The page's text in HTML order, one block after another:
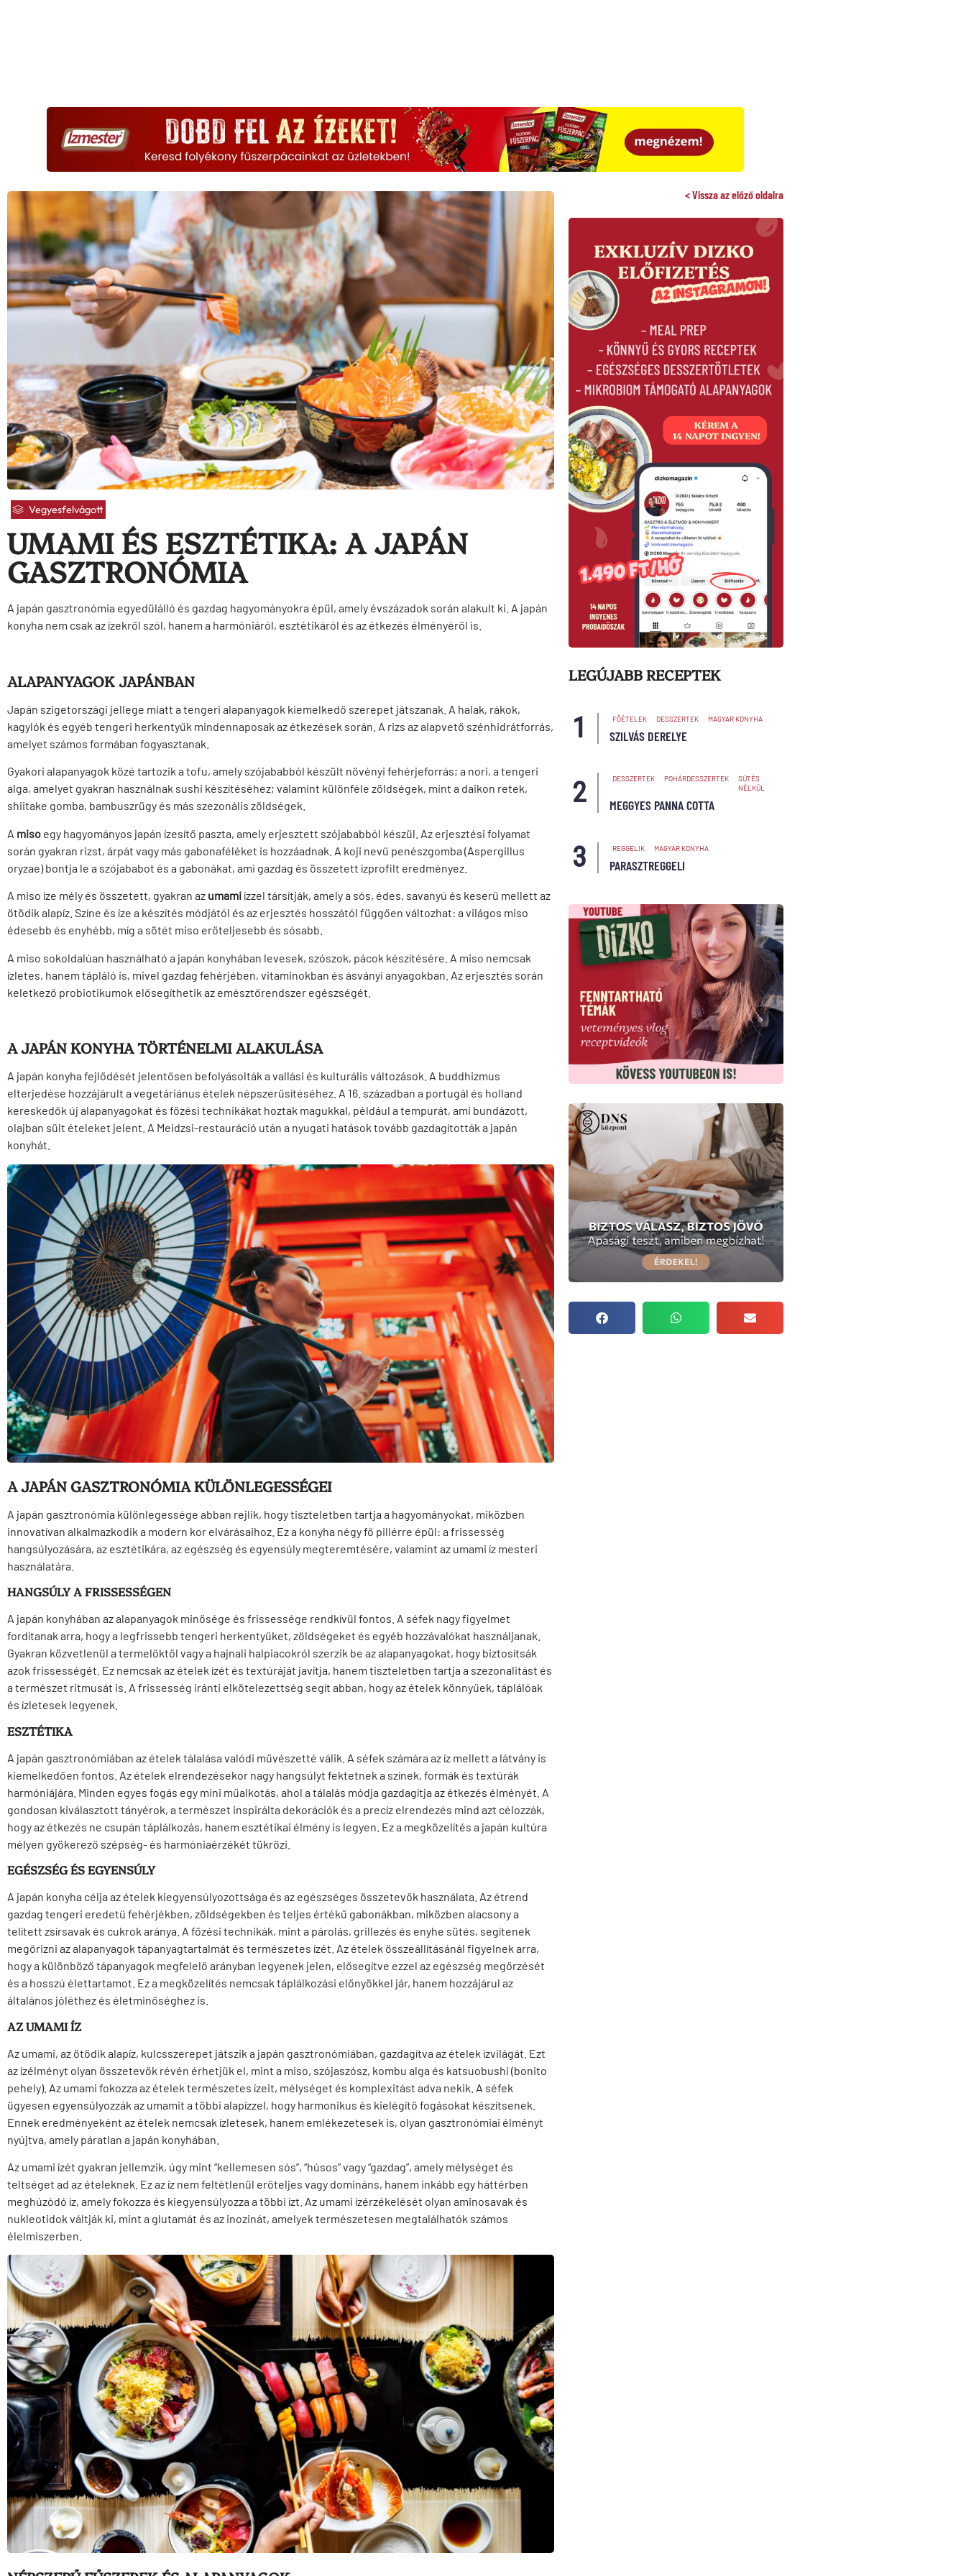
Vegyesfelvágott
UMAMI ÉS ESZTÉTIKA: A JAPÁN
GASZTRONÓMIA
A japán gasztronómia egyedülálló és gazdag hagyományokra épül, amely évszázadok során alakult ki. A japán
konyha nem csak az ízekről szól, hanem a harmóniáról, esztétikáról és az étkezés élményéről is.
ALAPANYAGOK JAPÁNBAN
Japán szigetországi jellege miatt a tengeri alapanyagok kiemelkedő szerepet játszanak. A halak, rákok,
kagylók és egyéb tengeri herkentyűk mindennaposak az étkezések során. A rizs az alapvető szénhidrátforrás,
amelyet számos formában fogyasztanak.
Gyakori alapanyagok közé tartozik a tofu, amely szójababból készült növényi fehérjeforrás; a nori, a tengeri
alga, amelyet gyakran használnak sushi készítéséhez; valamint különféle zöldségek, mint a daikon retek,
shiitake gomba, bambuszrügy és más szezonális zöldségek.
A miso egy hagyományos japán ízesítő paszta, amely erjesztett szójababból készül. Az erjesztési folyamat
során gyakran rizst, árpát vagy más gabonaféléket is hozzáadnak. A koji nevű penészgomba (Aspergillus
oryzae) bontja le a szójababot és a gabonákat, ami gazdag és összetett ízprofilt eredményez.
A miso íze mély és összetett, gyakran az umami ízzel társítják, amely a sós, édes, savanyú és keserű mellett az
ötödik alapíz. Színe és íze a készítés módjától és az erjesztés hosszától függően változhat: a világos miso
édesebb és enyhébb, míg a sötét miso erőteljesebb és sósabb.
A miso sokoldalúan használható a japán konyhában levesek, szószok, pácok készítésére. A miso nemcsak
ízletes, hanem tápláló is, mivel gazdag fehérjében, vitaminokban és ásványi anyagokban. Az erjesztés során
keletkező probiotikumok elősegíthetik az emésztőrendszer egészségét.
A JAPÁN KONYHA TÖRTÉNELMI ALAKULÁSA
A japán konyha fejlődését jelentősen befolyásolták a vallási és kulturális változások. A buddhizmus
elterjedése hozzájárult a vegetáriánus ételek népszerűsítéséhez. A 16. században a portugál és holland
kereskedők új alapanyagokat és főzési technikákat hoztak magukkal, például a tempurát, ami bundázott,
olajban sült ételeket jelent. A Meidzsi-restauráció után a nyugati hatások tovább gazdagították a japán
konyhát.
A JAPÁN GASZTRONÓMIA KÜLÖNLEGESSÉGEI
A japán gasztronómia különlegessége abban rejlik, hogy tiszteletben tartja a hagyományokat, miközben
innovatívan alkalmazkodik a modern kor elvárásaihoz. Ez a konyha négy fő pillérre épül: a frissesség
hangsúlyozására, az esztétikára, az egészség és egyensúly megteremtésére, valamint az umami íz mesteri
használatára.
HANGSÚLY A FRISSESSÉGEN
A japán konyhában az alapanyagok minősége és frissessége rendkívül fontos. A séfek nagy figyelmet
fordítanak arra, hogy a legfrissebb tengeri herkentyűket, zöldségeket és egyéb hozzávalókat használjanak.
Gyakran közvetlenül a termelőktől vagy a hajnali halpiacokról szerzik be az alapanyagokat, hogy biztosítsák
azok frissességét. Ez nemcsak az ételek ízét és textúráját javítja, hanem tiszteletben tartja a szezonalitást és
a természet ritmusát is. A frissesség iránti elkötelezettség segít abban, hogy az ételek könnyűek, táplálóak
és ízletesek legyenek.
ESZTÉTIKA
A japán gasztronómiában az ételek tálalása valódi művészetté válik. A séfek számára az íz mellett a látvány is
kiemelkedően fontos. Az ételek elrendezésekor nagy hangsúlyt fektetnek a színek, formák és textúrák
harmóniájára. Minden egyes fogás egy mini műalkotás, ahol a tálalás módja gazdagítja az étkezés élményét. A
gondosan kiválasztott tányérok, a természet inspirálta dekorációk és a precíz elrendezés mind azt célozzák,
hogy az étkezés ne csupán táplálkozás, hanem esztétikai élmény is legyen. Ez a megközelítés a japán kultúra
mélyen gyökerező szépség- és harmóniaérzékét tükrözi.
EGÉSZSÉG ÉS EGYENSÚLY
A japán konyha célja az ételek kiegyensúlyozottsága és az egészséges összetevők használata. Az étrend
gazdag tengeri eredetű fehérjékben, zöldségekben és teljes értékű gabonákban, miközben alacsony a
telített zsírsavak és cukrok aránya. A főzési technikák, mint a párolás, grillezés és enyhe sütés, segítenek
megőrizni az alapanyagok tápanyagtartalmát és természetes ízét. Az ételek összeállításánál figyelnek arra,
hogy a különböző tápanyagok megfelelő arányban legyenek jelen, elősegítve ezzel az egészség megőrzését
és a hosszú élettartamot. Ez a megközelítés nemcsak táplálkozási előnyökkel jár, hanem hozzájárul az
általános jóléthez és életminőséghez is.
AZ UMAMI ÍZ
Az umami, az ötödik alapíz, kulcsszerepet játszik a japán gasztronómiában, gazdagítva az ételek ízvilágát. Ezt
az ízélményt olyan összetevők révén érhetjük el, mint a miso, szójaszósz, kombu alga és katsuobushi (bonito
pehely). Az umami fokozza az ételek természetes ízeit, mélységet és komplexitást adva nekik. A séfek
ügyesen egyensúlyozzák az umamit a többi alapízzel, hogy harmonikus és kielégítő fogásokat készítsenek.
Ennek eredményeként az ételek nemcsak ízletesek, hanem emlékezetesek is, olyan gasztronómiai élményt
nyújtva, amely páratlan a japán konyhában.
Az umami ízét gyakran jellemzik, úgy mint “kellemesen sós”, “húsos” vagy “gazdag”, amely mélységet és
teltséget ad az ételeknek. Ez az íz nem feltétlenül erőteljes vagy domináns, hanem inkább egy háttérben
meghúzódó íz, amely fokozza és kiegyensúlyozza a többi ízt. Az umami ízérzékelését olyan aminosavak és
nukleotidok váltják ki, mint a glutamát és az inozinát, amelyek természetesen megtalálhatók számos
élelmiszerben.
< Vissza az előző oldalra
LEGÚJABB RECEPTEK
FŐÉTELEK DESSZERTEK MAGYAR KONYHA
SZILVÁS DERELYE
DESSZERTEK POHÁRDESSZERTEK
SÜTÉS
NÉLKÜL
MEGGYES PANNA COTTA
REGGELIK MAGYAR KONYHA
PARASZTREGGELI